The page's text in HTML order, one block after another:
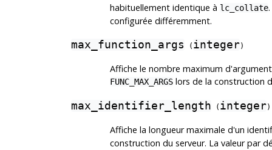
habituellement identique à lc_collate
configurée différemment.
max_function_args ( integer)
Affiche le nombre maximum
FUNC_MAX_ARGSlors de la construction
max_identifier_length ( integer)
Affiche la longueur maximale d'un
construction du serveur. La valeur par